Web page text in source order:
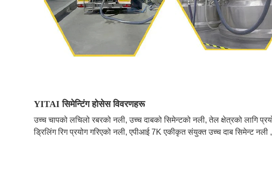
YITAI सिमेन्टिंग होसेस विवरणहरू
उच्च चापको लचिलो रबरको नली, उच्च दाबको सिमेन्टको नली, तेल क्षेत्रको लागि
ड्रिलिंग रिग प्रयोग गरिएको नली, एपीआई 7K एकीकृत संयुक्त उच्च दाब सिमेन्ट